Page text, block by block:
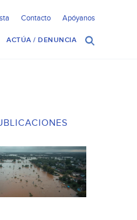
Contacto Apóyanos
ACTÚA / DENUNCIA